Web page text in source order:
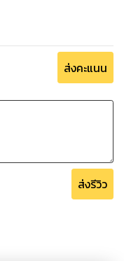
ส่งคะแนน
ส่งรีวิว